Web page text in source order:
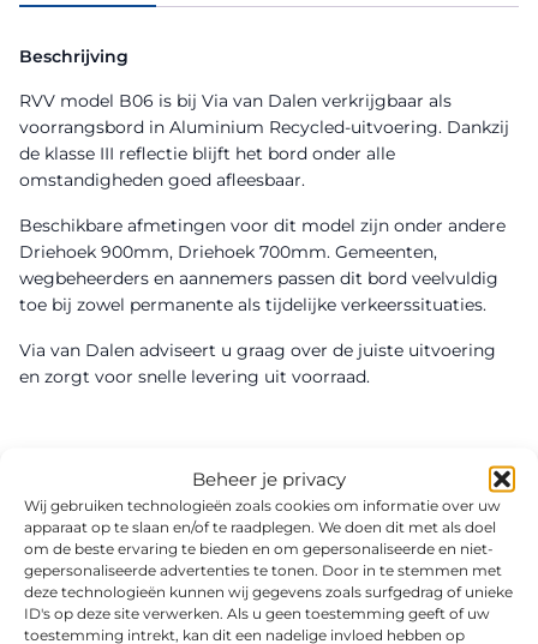
Beheer je privacy
Wij gebruiken technologieën zoals cookies om informatie over uw
apparaat op te slaan en/of te raadplegen. We doen dit met als doel
om de beste ervaring te bieden en om gepersonaliseerde en niet-
gepersonaliseerde advertenties te tonen. Door in te stemmen met
deze technologieën kunnen wij gegevens zoals surfgedrag of unieke
ID's op deze site verwerken. Als u geen toestemming geeft of uw
toestemming intrekt, kan dit een nadelige invloed hebben op
Beschrijving
RVV model B06 is bij Via van Dalen verkrijgbaar als
voorrangsbord in Aluminium Recycled-uitvoering. Dankzij
de klasse III reflectie blijft het bord onder alle
omstandigheden goed afleesbaar.
Beschikbare afmetingen voor dit model zijn onder andere
Driehoek 900mm, Driehoek 700mm. Gemeenten,
wegbeheerders en aannemers passen dit bord veelvuldig
toe bij zowel permanente als tijdelijke verkeerssituaties.
Via van Dalen adviseert u graag over de juiste uitvoering
en zorgt voor snelle levering uit voorraad.